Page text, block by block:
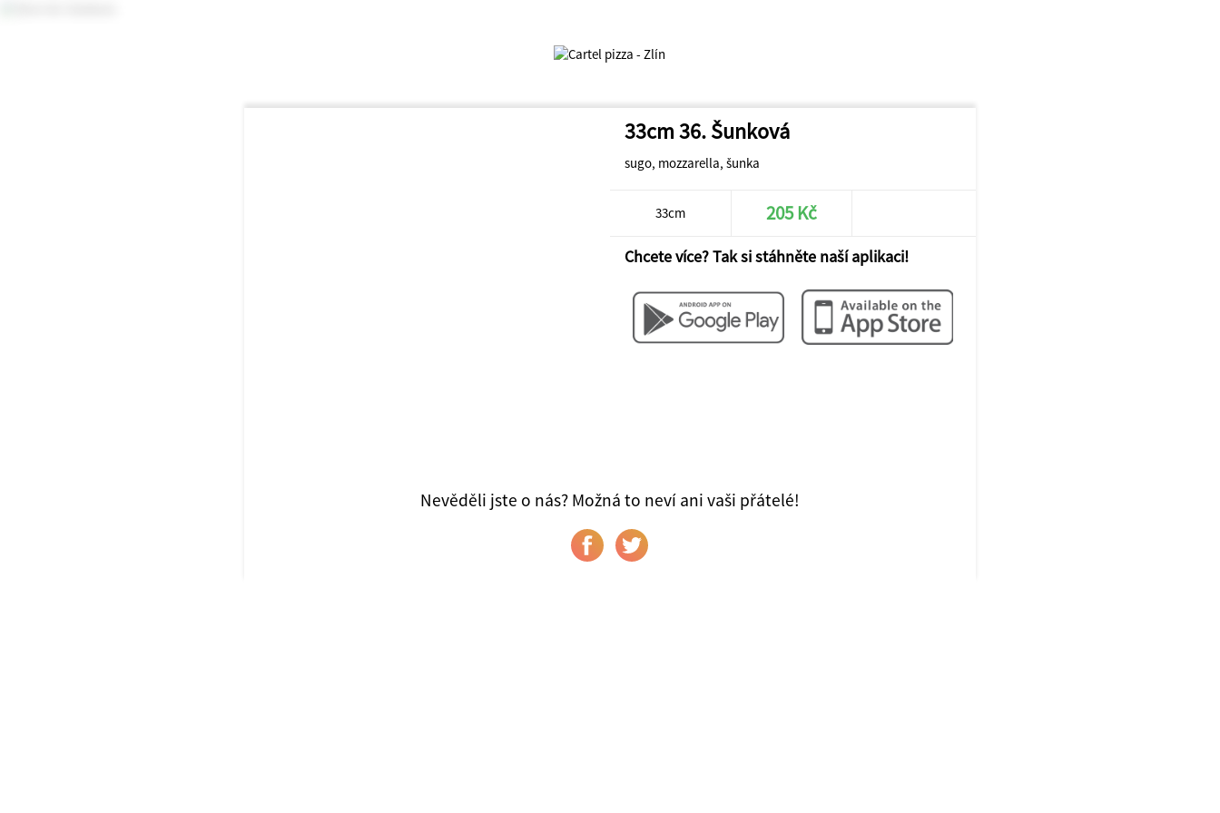
33cm 36. Šunková
sugo, mozzarella, šunka
33cm 205 Kč
Chcete více? Tak si stáhněte naší aplikaci!
Nevěděli jste o nás? Možná to neví ani vaši přátelé!